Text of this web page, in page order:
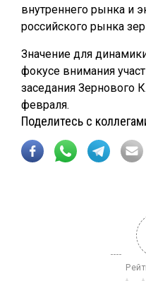
внутреннего рынка и
российского рынка
Значение для
фокусе внимания
заседания Зернового
февраля.
Поделитесь с